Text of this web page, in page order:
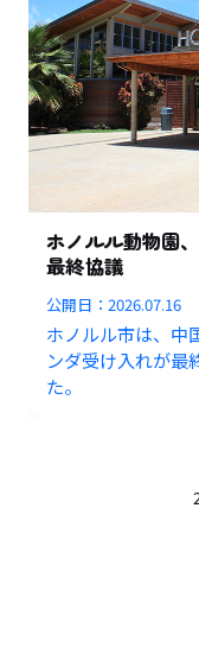
ホノルル動物園
最終協議
公開日：2026.07.16
ホノルル市は、中
ンダ受け入れが最
た。